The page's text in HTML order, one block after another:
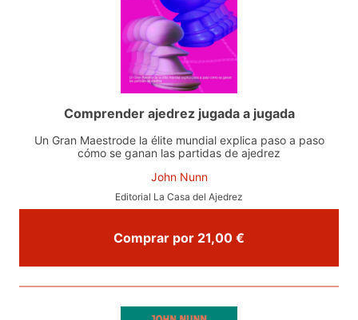
Comprender ajedrez jugada a jugada
Un Gran Maestrode la élite mundial explica paso a paso
cómo se ganan las partidas de ajedrez
John Nunn
Editorial La Casa del Ajedrez
Comprar por 21,00 €